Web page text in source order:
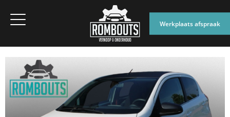
Werkplaats afspraak